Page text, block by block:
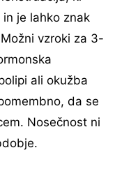
je lahko znak
vzroki za 3-
ali okužba
da se
Nosečnost ni